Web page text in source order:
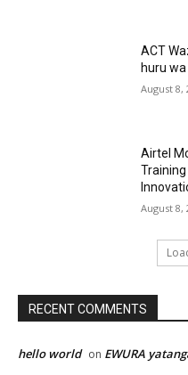
ACT
huru
August 8,
Airtel
August 8,
RECENT COMMENTS
hello world on EWURA